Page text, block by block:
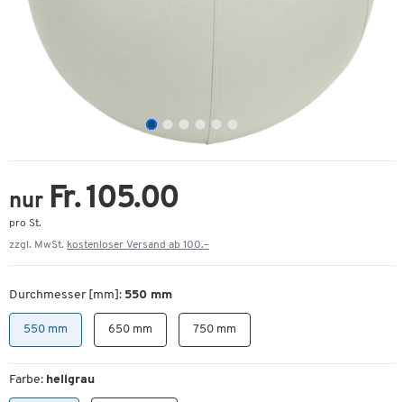
nur Fr. 105.00
pro St.
zzgl. MwSt. kostenloser Versand ab 100.–
Durchmesser [mm]: 550 mm
550 mm 650 mm 750 mm
Farbe: hellgrau